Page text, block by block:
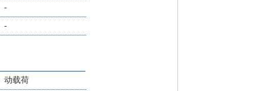
-
-
动载荷